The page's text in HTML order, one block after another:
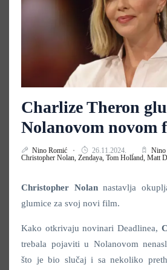
Charlize Theron
Nolanovom novom
Nino Romić 26.11.2024. Nino
Christopher Nolan, Zendaya, Tom Holland, Matt
Christopher Nolan nastavlja
glumice za svoj novi film.
Kako otkrivaju novinari Deadlinea,
trebala pojaviti u Nolanovom
što je bio slučaj i sa nekoliko